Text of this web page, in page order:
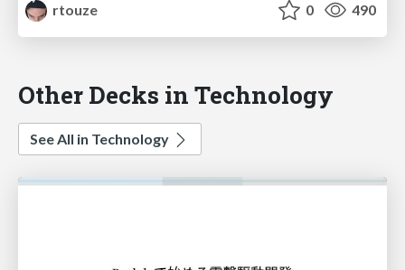
rtouze
0 490
Other Decks in Technology
See All in Technology